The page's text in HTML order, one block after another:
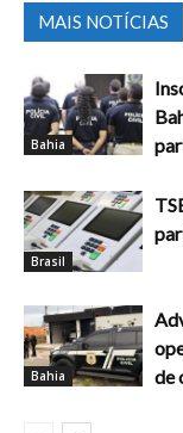
MAIS NOTÍCIAS
Bahia
Brasil
Bahia
de